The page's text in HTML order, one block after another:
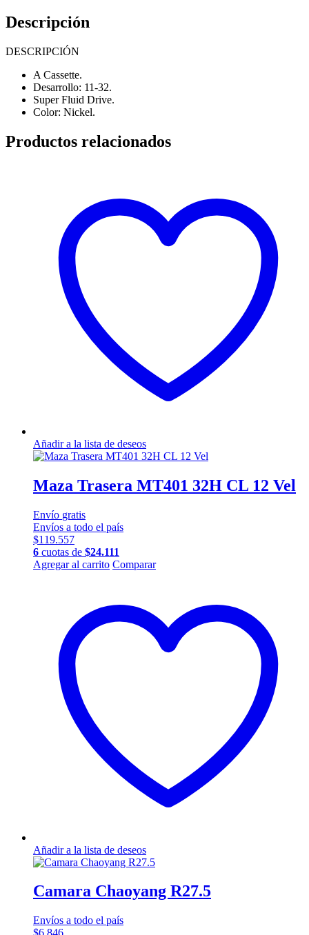
Descripción
DESCRIPCIÓN
A Cassette.
Desarrollo: 11-32.
Super Fluid Drive.
Color: Nickel.
Productos relacionados
Añadir a la lista de deseos
Maza Trasera MT401 32H CL 12 Vel
Envío gratis
Envíos a todo el país
$119.557
6 cuotas de $24.111
Agregar al carrito Comparar
Añadir a la lista de deseos
Camara Chaoyang R27.5
Envíos a todo el país